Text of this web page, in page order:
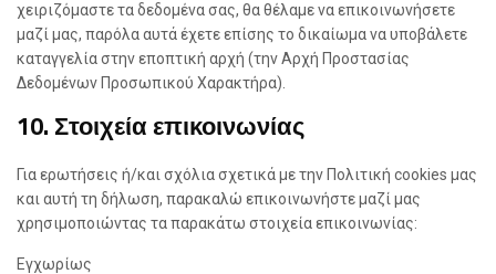
χειριζόμαστε τα δεδομένα σας, θα θέλαμε να επικοινωνήσετε
μαζί μας, παρόλα αυτά έχετε επίσης το δικαίωμα να υποβάλετε
καταγγελία στην εποπτική αρχή (την Αρχή Προστασίας
Δεδομένων Προσωπικού Χαρακτήρα).
10. Στοιχεία επικοινωνίας
Για ερωτήσεις ή/και σχόλια σχετικά με την Πολιτική cookies μας
και αυτή τη δήλωση, παρακαλώ επικοινωνήστε μαζί μας
χρησιμοποιώντας τα παρακάτω στοιχεία επικοινωνίας:
Εγχωρίως